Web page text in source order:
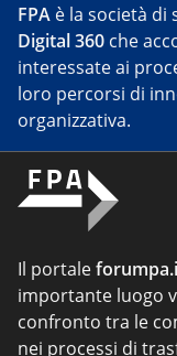
FPA è la società di
Digital 360 che
interessate ai
loro percorsi di
organizzativa.
Il portale
importante luogo
confronto tra le
nei processi di